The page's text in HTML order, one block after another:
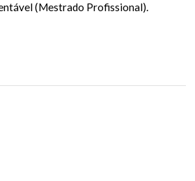
(Mestrado Profissional).